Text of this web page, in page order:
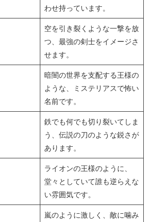
わせ持っています。
空を引き裂くような一撃を放
つ、最強の剣士をイメージさ
せます。
暗闇の世界を支配する王様の
ような、ミステリアスで怖い
名前です。
鉄でも何でも切り裂いてしま
う、伝説の刀のような鋭さが
あります。
ライオンの王様のように、
堂々としていて誰も逆らえな
い雰囲気です。
嵐のように激しく、敵に噛み